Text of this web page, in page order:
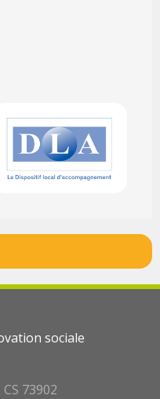
sociale
73902